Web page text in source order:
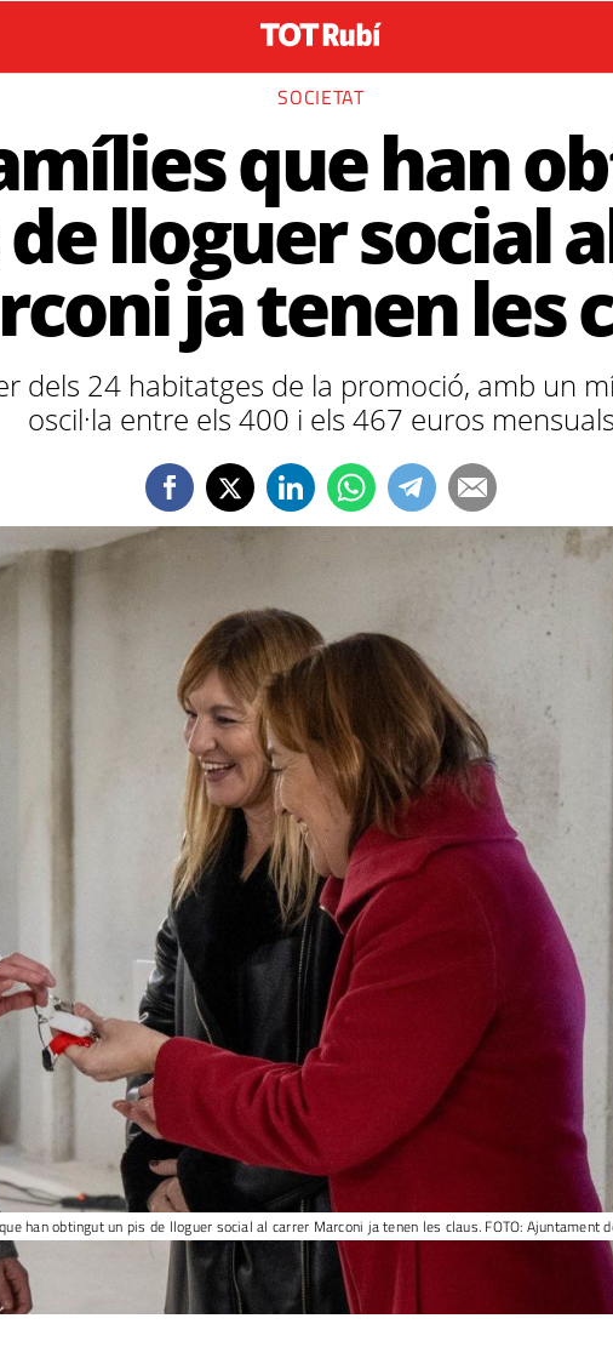
SOCIETAT
que han
lloguer social
ja tenen les
dels 24 habitatges de la promoció, amb un
oscil·la entre els 400 i els 467 euros mensuals
han obtingut un pis de lloguer social al carrer Marconi ja tenen les claus. FOTO: Ajuntament